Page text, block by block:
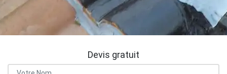
Devis gratuit